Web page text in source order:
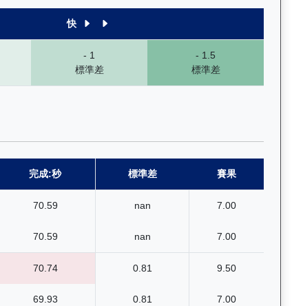
快
- 1
標準差
- 1.5
標準差
完成:秒 標準差 賽果
70.59 nan 7.00
70.59 nan 7.00
70.74 0.81 9.50
69.93 0.81 7.00